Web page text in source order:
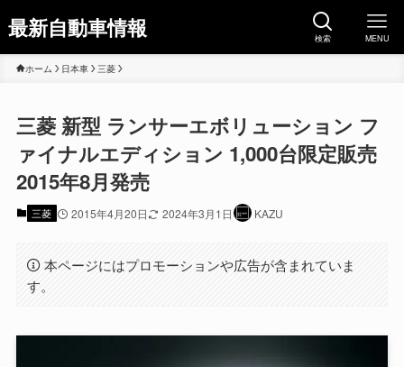
最新自動車情報 検索 MENU
ホーム 日本車 三菱
三菱 新型 ランサーエボリューション フ
ァイナルエディション 1,000台限定販売
2015年8月発売
三菱 2015年4月20日 2024年3月1日 KAZU
本ページにはプロモーションや広告が含まれていま
す。